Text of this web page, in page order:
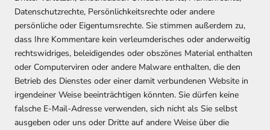
Datenschutzrechte, Persönlichkeitsrechte oder andere
persönliche oder Eigentumsrechte. Sie stimmen außerdem zu,
dass Ihre Kommentare kein verleumderisches oder anderweitig
rechtswidriges, beleidigendes oder obszönes Material enthalten
oder Computerviren oder andere Malware enthalten, die den
Betrieb des Dienstes oder einer damit verbundenen Website in
irgendeiner Weise beeinträchtigen könnten. Sie dürfen keine
falsche E-Mail-Adresse verwenden, sich nicht als Sie selbst
ausgeben oder uns oder Dritte auf andere Weise über die